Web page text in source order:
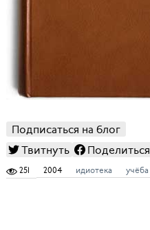
Подписаться на блог
Твитнуть
Поделиться
251 2004 идиотека учёба